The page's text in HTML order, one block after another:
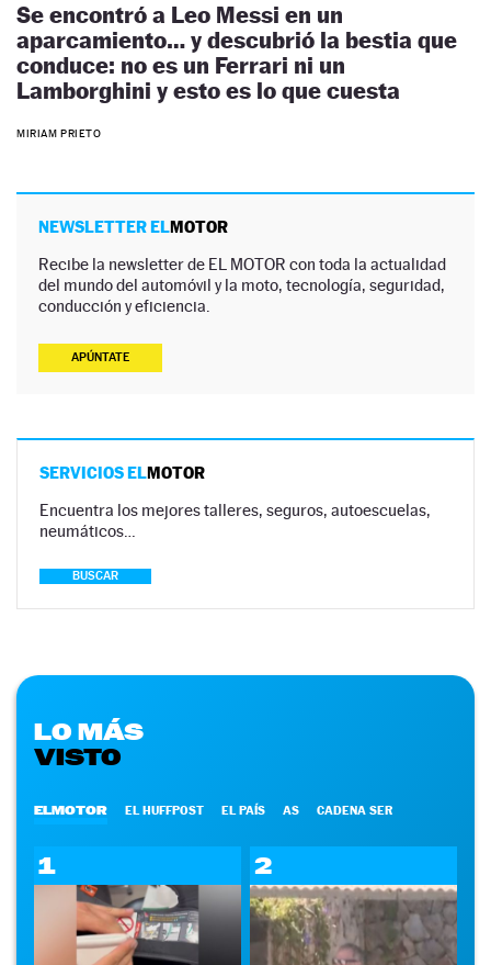
Se encontró a Leo Messi en un
aparcamiento… y descubrió la bestia que
conduce: no es un Ferrari ni un
Lamborghini y esto es lo que cuesta
MIRIAM PRIETO
NEWSLETTER ELMOTOR
Recibe la newsletter de EL MOTOR con toda la actualidad
del mundo del automóvil y la moto, tecnología, seguridad,
conducción y eficiencia.
APÚNTATE
SERVICIOS ELMOTOR
Encuentra los mejores talleres, seguros, autoescuelas,
neumáticos…
BUSCAR
LO MÁS
VISTO
ELMOTOR EL HUFFPOST EL PAÍS AS CADENA SER
1 2